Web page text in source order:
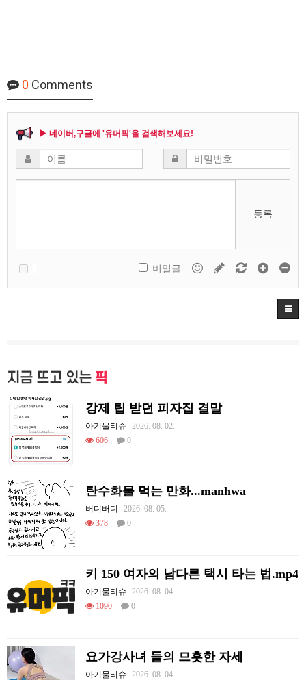
0 Comments
▶ 네이버,구글에 '유머픽'을 검색해보세요!
등록
비밀글
지금 뜨고 있는 픽
강제 팁 받던 피자집 결말
아기물티슈
2026. 08. 02.
606
0
탄수화물 먹는 만화...manhwa
버디버디
2026. 08. 05.
378
0
키 150 여자의 남다른 택시 타는 법.mp4
아기물티슈
2026. 08. 04.
1090
0
요가강사녀 들의 므흣한 자세
아기물티슈
2026. 08. 04.